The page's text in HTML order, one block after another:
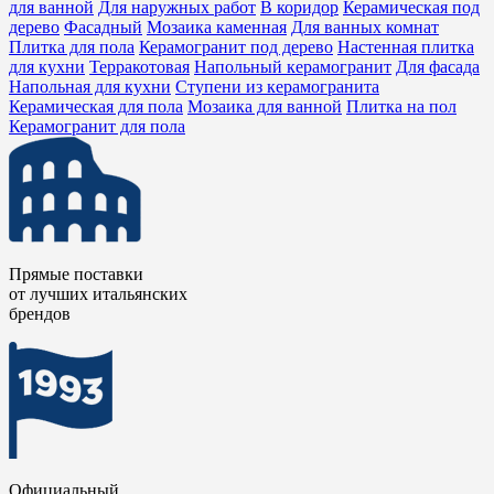
качество не всегда соответствуют желаемому результату.
Именно поэтому мы не советуем вам приобретать такой
материал в первом попавшемся месте. Наш магазин
предлагает широкий ассортимент, а также лояльные цены и
высокое качество. Вашему вниманию также предлагаются
каталоги, в которых представлены лучшие итальянские
бренды, такие как Sant Agostino Nature, Earth, Blendar, Mirage
Noon, la corte, Serenisima Cir Quintana, Timber. Каждый клиент
непременно выберет что-то по своему вкусу.
для ванной Для наружных работ В коридор Керамическая под
дерево Фасадный Мозаика каменная Для ванных комнат
Плитка для пола Керамогранит под дерево Настенная плитка
для кухни Терракотовая Напольный керамогранит Для фасада
Напольная для кухни Ступени из керамогранита
Керамическая для пола Мозаика для ванной Плитка на пол
Керамогранит для пола
Прямые поставки
от лучших итальянских
брендов
Официальный